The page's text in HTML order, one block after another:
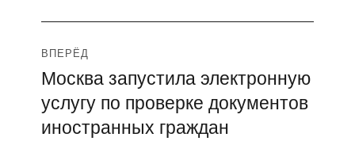
ВПЕРЁД
Следующая
запись:
Москва запустила электронную
услугу по проверке документов
иностранных граждан